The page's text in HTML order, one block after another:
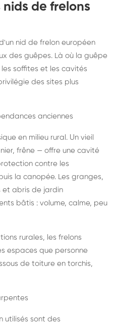
de frelons
nid de frelon européen
des guêpes. Là où la guêpe
soffites et les cavités
des sites plus
anciennes
en milieu rural. Un vieil
frêne — offre une cavité
contre les
la canopée. Les granges,
et abris de jardin
bâtis : volume, calme, peu
rurales, les frelons
espaces que personne
de toiture en torchis,
utilisés sont des